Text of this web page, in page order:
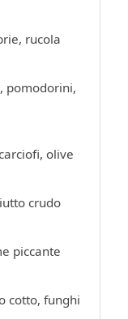
rucola
pomodorini,
olive
crudo
piccante
cotto, funghi